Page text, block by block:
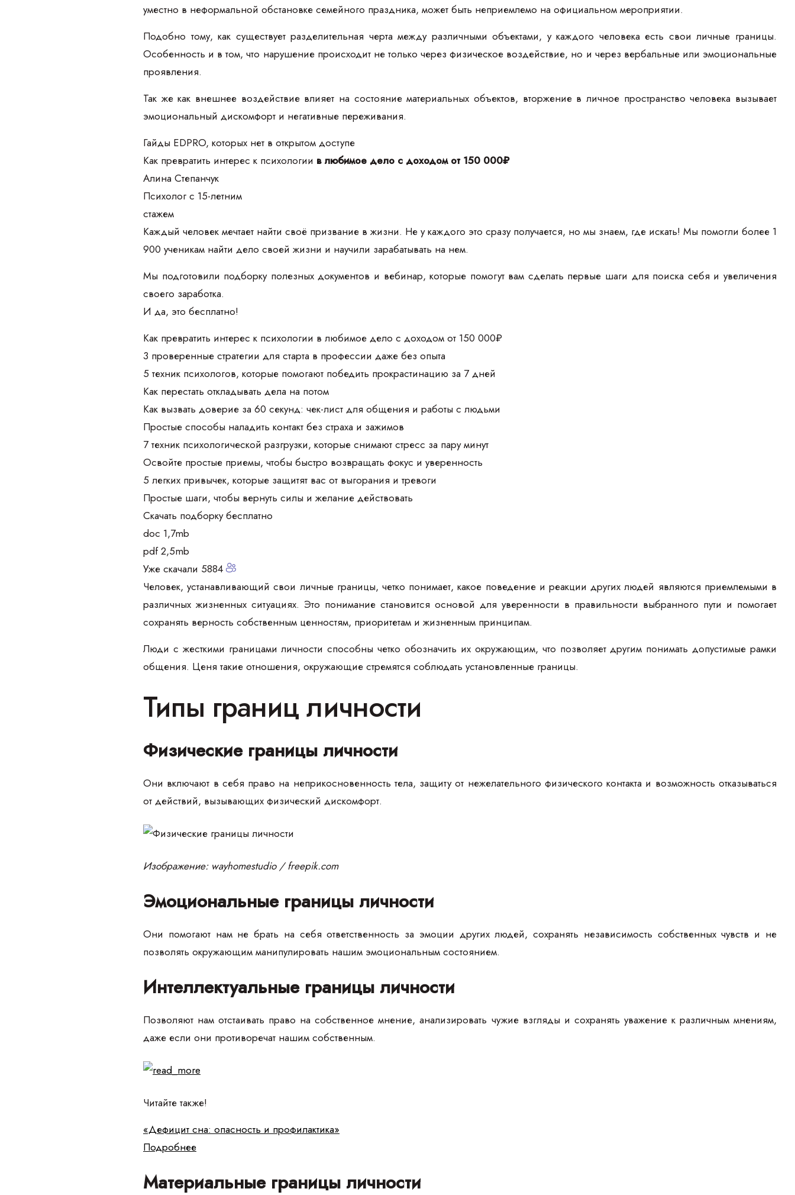
уместно в неформальной обстановке семейного праздника, может быть неприемлемо на официальном мероприятии.
Подобно тому, как существует разделительная черта между различными объектами, у каждого человека есть свои личные границы.
Особенность и в том, что нарушение происходит не только через физическое воздействие, но и через вербальные или эмоциональные
проявления.
Так же как внешнее воздействие влияет на состояние материальных объектов, вторжение в личное пространство человека вызывает
эмоциональный дискомфорт и негативные переживания.
Гайды EDPRO, которых нет в открытом доступе
Как превратить интерес к психологии в любимое дело с доходом от 150 000₽
Алина Степанчук
Психолог с 15-летним
стажем
Каждый человек мечтает найти своё призвание в жизни. Не у каждого это сразу получается, но мы знаем, где искать! Мы помогли более 1
900 ученикам найти дело своей жизни и научили зарабатывать на нем.
Мы подготовили подборку полезных документов и вебинар, которые помогут вам сделать первые шаги для поиска себя и увеличения
своего заработка.
И да, это бесплатно!
Как превратить интерес к психологии в любимое дело с доходом от 150 000₽
3 проверенные стратегии для старта в профессии даже без опыта
5 техник психологов, которые помогают победить прокрастинацию за 7 дней
Как перестать откладывать дела на потом
Как вызвать доверие за 60 секунд: чек-лист для общения и работы с людьми
Простые способы наладить контакт без страха и зажимов
7 техник психологической разгрузки, которые снимают стресс за пару минут
Освойте простые приемы, чтобы быстро возвращать фокус и уверенность
5 легких привычек, которые защитят вас от выгорания и тревоги
Простые шаги, чтобы вернуть силы и желание действовать
Скачать подборку бесплатно
doc 1,7mb
pdf 2,5mb
Уже скачали 5884
Человек, устанавливающий свои личные границы, четко понимает, какое поведение и реакции других людей являются приемлемыми в
различных жизненных ситуациях. Это понимание становится основой для уверенности в правильности выбранного пути и помогает
сохранять верность собственным ценностям, приоритетам и жизненным принципам.
Люди с жесткими границами личности способны четко обозначить их окружающим, что позволяет другим понимать допустимые рамки
общения. Ценя такие отношения, окружающие стремятся соблюдать установленные границы.
Типы границ личности
Физические границы личности
Они включают в себя право на неприкосновенность тела, защиту от нежелательного физического контакта и возможность отказываться
от действий, вызывающих физический дискомфорт.
Изображение: wayhomestudio / freepik.com
Эмоциональные границы личности
Они помогают нам не брать на себя ответственность за эмоции других людей, сохранять независимость собственных чувств и не
позволять окружающим манипулировать нашим эмоциональным состоянием.
Интеллектуальные границы личности
Позволяют нам отстаивать право на собственное мнение, анализировать чужие взгляды и сохранять уважение к различным мнениям,
даже если они противоречат нашим собственным.
Читайте также!
«Дефицит сна: опасность и профилактика»
Подробнее
Материальные границы личности